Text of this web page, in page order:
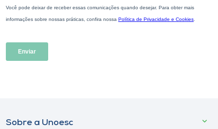
Sobre a Unoesc